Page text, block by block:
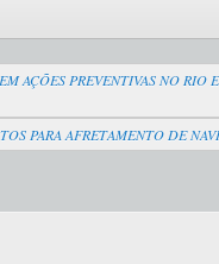
AÇÕES PREVENTIVAS NO RIO
PARA AFRETAMENTO DE